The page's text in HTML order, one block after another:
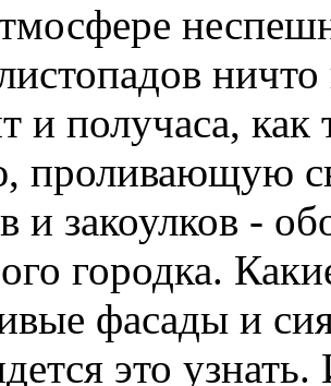
и получаса,
проливающую
и закоулков -
городка.
фасады и
это